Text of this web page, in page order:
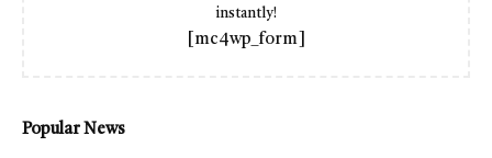
instantly!
[mc4wp_form]
Popular News